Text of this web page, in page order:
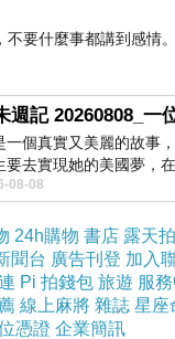
要什麼事都講到感情
一個真實又美麗的故事
要去實現她的美國夢，
下，靠著自我努力工作累
08-08
24h購物 書店 露天
聞台 廣告刊登 加入
Pi 拍錢包 旅遊 服
線上麻將 雜誌 星座
憑證 企業簡訊